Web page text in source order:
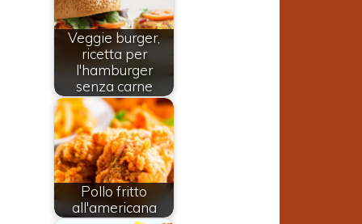
Veggie burger,
ricetta per
l'hamburger
senza carne
Pollo fritto
all'americana